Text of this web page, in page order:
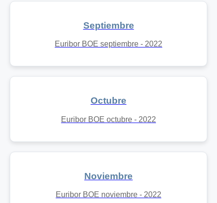
Septiembre
Euribor BOE septiembre - 2022
Octubre
Euribor BOE octubre - 2022
Noviembre
Euribor BOE noviembre - 2022